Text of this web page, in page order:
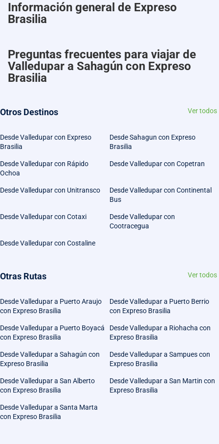
Información general de Expreso
Brasilia
Preguntas frecuentes para viajar de
Valledupar a Sahagún con Expreso
Brasilia
Otros Destinos Ver todos
Desde Valledupar con Expreso
Brasilia
Desde Sahagun con Expreso
Brasilia
Desde Valledupar con Rápido
Ochoa
Desde Valledupar con Copetran
Desde Valledupar con Unitransco
Desde Valledupar con Continental
Bus
Desde Valledupar con Cotaxi
Desde Valledupar con
Cootracegua
Desde Valledupar con Costaline
Otras Rutas Ver todos
Desde Valledupar a Puerto Araujo
con Expreso Brasilia
Desde Valledupar a Puerto Berrio
con Expreso Brasilia
Desde Valledupar a Puerto Boyacá
con Expreso Brasilia
Desde Valledupar a Riohacha con
Expreso Brasilia
Desde Valledupar a Sahagún con
Expreso Brasilia
Desde Valledupar a Sampues con
Expreso Brasilia
Desde Valledupar a San Alberto
con Expreso Brasilia
Desde Valledupar a San Martin con
Expreso Brasilia
Desde Valledupar a Santa Marta
con Expreso Brasilia